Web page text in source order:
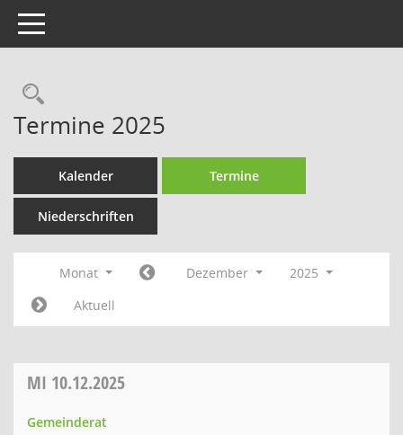
Toggle navigation
Rechercheauswahl
Termine 2025
Kalender Termine
Niederschriften
Monat Dezember
2025
Aktuell
MI 10.12.2025
Gemeinderat